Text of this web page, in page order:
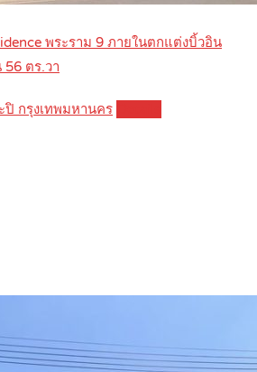
พระราม 9 ภายในตกแต่งบิ้วอิน
ตร.วา
ปิ กรุงเทพมหานคร